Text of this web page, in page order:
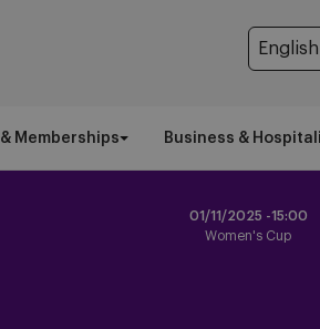
Memberships Business &
01/11/2025 -15:00
Women's Cup